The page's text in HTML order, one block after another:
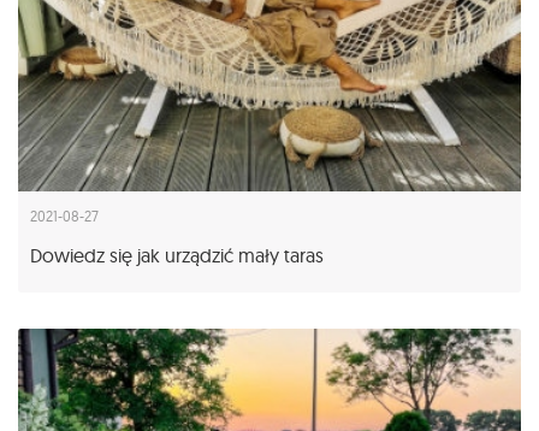
2021-08-27
Dowiedz się jak urządzić mały taras